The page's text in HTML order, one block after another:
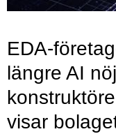
EDA-
längre AI
visar